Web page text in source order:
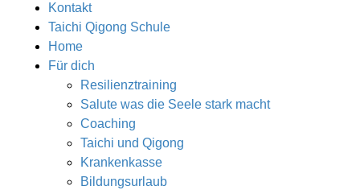
Kontakt
Taichi Qigong Schule
Home
Für dich
Resilienztraining
Salute was die Seele stark macht
Coaching
Taichi und Qigong
Krankenkasse
Bildungsurlaub